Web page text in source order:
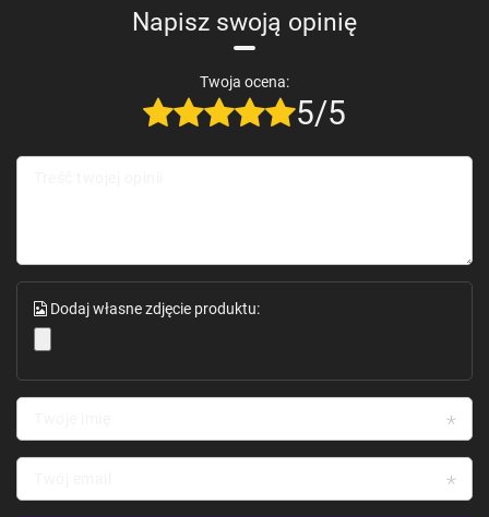
Portfel wbudowany w etui – przestronny, mieszczący do 3 kart i
gotówkę
Magnetyczne zapięcie – pewność, że Twoje rzeczy są bezpieczne,
Smycz do noszenia na nadgarstku – wygodne przechowywanie
telefonu zawsze pod ręką
Zestaw zawiera:
Napisz swoją opinię
Twoja ocena:
5/5
Dodaj własne zdjęcie produktu: